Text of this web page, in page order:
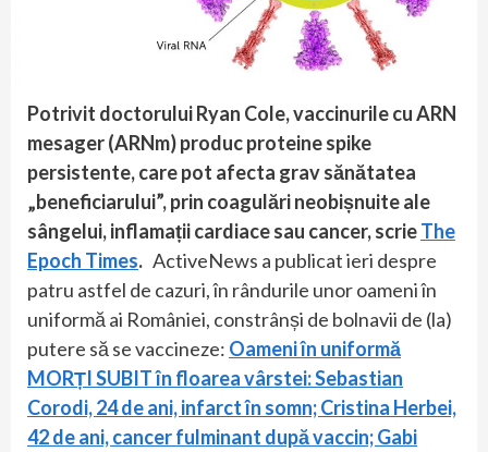
Potrivit doctorului Ryan Cole, vaccinurile cu ARN
mesager (ARNm) produc proteine spike
persistente, care pot afecta grav sănătatea
„beneficiarului”, prin coagulări neobișnuite ale
sângelui, inflamații cardiace sau cancer, scrieThe
Epoch Times. ActiveNews a publicat ieri despre
patru astfel de cazuri, în rândurile unor oameni în
uniformă ai României, constrânși de bolnavii de (la)
putere să se vaccineze: Oameni în uniformă
MORȚI SUBIT în floarea vârstei: Sebastian
Corodi, 24 de ani, infarct în somn; Cristina Herbei,
42 de ani, cancer fulminant după vaccin; Gabi